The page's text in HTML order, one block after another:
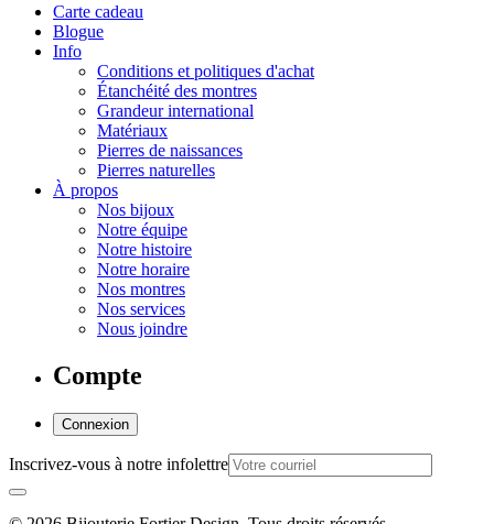
Carte cadeau
Blogue
Info
Conditions et politiques d'achat
Étanchéité des montres
Grandeur international
Matériaux
Pierres de naissances
Pierres naturelles
À propos
Nos bijoux
Notre équipe
Notre histoire
Notre horaire
Nos montres
Nos services
Nous joindre
Compte
Connexion
Inscrivez-vous à notre infolettre